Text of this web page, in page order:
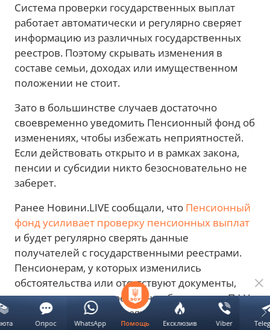
Система проверки государственных выплат
работает автоматически и регулярно сверяет
информацию из различных государственных
реестров. Поэтому скрывать изменения в
составе семьи, доходах или имущественном
положении не стоит.
Зато в большинстве случаев достаточно
своевременно уведомить Пенсионный фонд об
изменениях, чтобы избежать неприятностей.
Если действовать открыто и в рамках закона,
пенсии и субсидии никто безосновательно не
заберет.
Ранее Новини.LIVE сообщали, что Пенсионный
фонд усиливает проверку пенсионных выплат
и будет регулярно сверять данные
получателей с государственными реестрами.
Пенсионерам, у которых изменились
обстоятельства или отсутствуют документы,
рекомендуют своевременно обратиться в ПФУ,
ведь в отдельных случаях без подтверждения
Помощь Ексклюзив Viber
Опрос WhatsApp